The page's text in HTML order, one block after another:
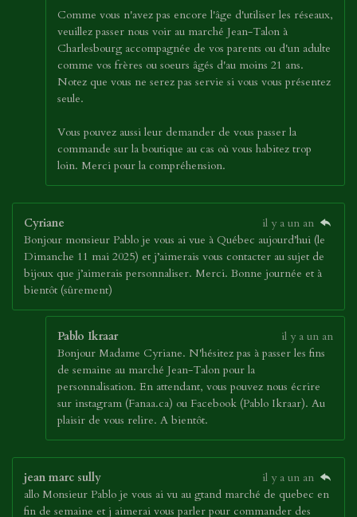
Comme vous n'avez pas encore l'âge d'utiliser les réseaux,
veuillez passer nous voir au marché Jean-Talon à
Charlesbourg accompagnée de vos parents ou d'un adulte
comme vos frères ou soeurs âgés d'au moins 21 ans.
Notez que vous ne serez pas servie si vous vous présentez
seule.
Vous pouvez aussi leur demander de vous passer la
commande sur la boutique au cas où vous habitez trop
loin. Merci pour la compréhension.
Cyriane
il y a un an
Bonjour monsieur Pablo je vous ai vue à Québec aujourd’hui (le
Dimanche 11 mai 2025) et j’aimerais vous contacter au sujet de
bijoux que j’aimerais personnaliser. Merci. Bonne journée et à
bientôt (sûrement)
Pablo Ikraar
il y a un an
Bonjour Madame Cyriane. N'hésitez pas à passer les fins
de semaine au marché Jean-Talon pour la
personnalisation. En attendant, vous pouvez nous écrire
sur instagram (Fanaa.ca) ou Facebook (Pablo Ikraar). Au
plaisir de vous relire. A bientôt.
jean marc sully
il y a un an
allo Monsieur Pablo je vous ai vu au gtand marché de quebec en
fin de semaine et j aimerai vous parler pour commander des